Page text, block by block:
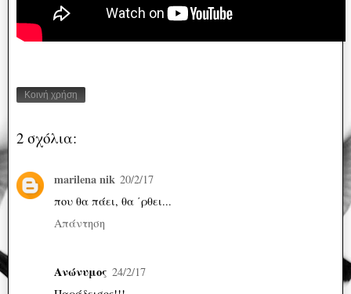
Κοινή χρήση
2 σχόλια:
marilena nik 20/2/17
που θα πάει, θα ΄ρθει...
Απάντηση
Ανώνυμος 24/2/17